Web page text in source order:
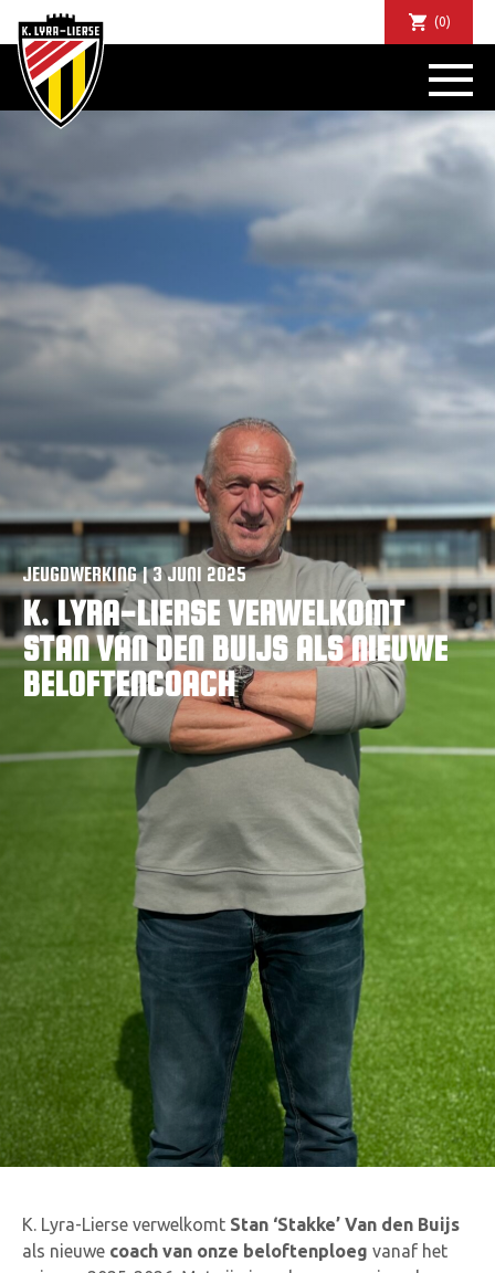
(0)
JEUGDWERKING | 3 JUNI 2025
K. LYRA-LIERSE VERWELKOMT
STAN VAN DEN BUIJS ALS NIEUWE
BELOFTENCOACH
K. Lyra-Lierse verwelkomt Stan ‘Stakke’ Van den Buijs
als nieuwe coach van onze beloftenploeg vanaf het
NIEUWS
DE CLUB
SPORTIEF
SUPPORTERS
ABONNEMENTEN
JEUGD
BUSINESS CLUB
MATCHDINERS
CLUBAPP
FANSHOP
FAQ
VACATURES
CONTACTEER ONS